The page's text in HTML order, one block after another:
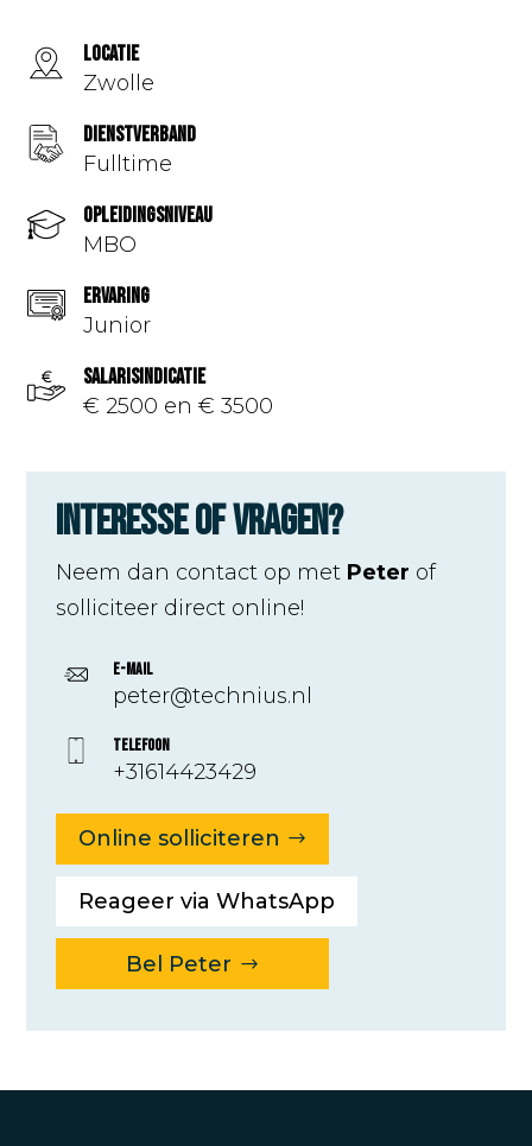
Locatie
Zwolle
Dienstverband
Fulltime
Opleidingsniveau
MBO
Ervaring
Junior
Salarisindicatie
€ 2500 en € 3500
Interesse of vragen?
Neem dan contact op met Peter of
solliciteer direct online!
E-mail
peter@technius.nl
Telefoon
+31614423429
Online solliciteren
Reageer via WhatsApp
Bel Peter